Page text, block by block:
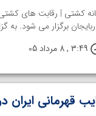
برگزار می شود.
3:49 , 8 مرداد 05
قهرمانی